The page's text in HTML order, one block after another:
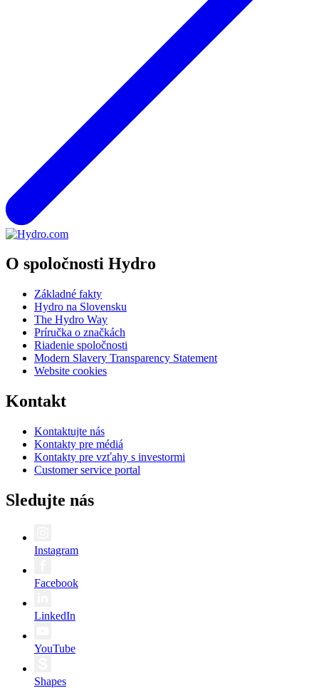
O spoločnosti Hydro
Základné fakty
Hydro na Slovensku
The Hydro Way
Príručka o značkách
Riadenie spoločnosti
Modern Slavery Transparency Statement
Website cookies
Kontakt
Kontaktujte nás
Kontakty pre médiá
Kontakty pre vzťahy s investormi
Customer service portal
Sledujte nás
Instagram
Facebook
LinkedIn
YouTube
Shapes